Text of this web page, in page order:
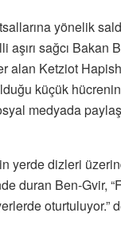
yönelik
aşırı sağcı Bakan
alan Ketziot
küçük
medyada
yerde dizleri
duran Ben-Gvir,
oturtuluyor.”